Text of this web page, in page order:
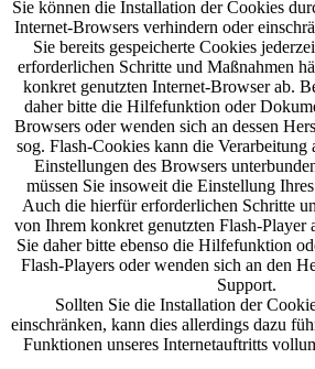
Sie können die Installation der Cookies
Internet-Browsers verhindern oder
Sie bereits gespeicherte Cookies
erforderlichen Schritte und Maßnahmen
konkret genutzten Internet-Browser ab.
daher bitte die Hilfefunktion oder
Browsers oder wenden sich an dessen
sog. Flash-Cookies kann die Verarbeitung
Einstellungen des Browsers
müssen Sie insoweit die Einstellung
Auch die hierfür erforderlichen Schritte
von Ihrem konkret genutzten Flash-Player
Sie daher bitte ebenso die Hilfefunktion
Flash-Players oder wenden sich an den
Support.
Sollten Sie die Installation der
einschränken, kann dies allerdings dazu
Funktionen unseres Internetauftritts